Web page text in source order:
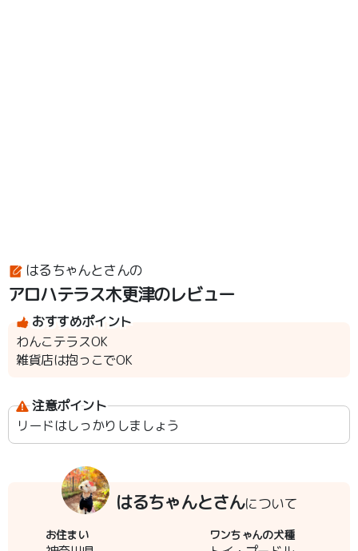
はるちゃんとさんの
アロハテラス木更津のレビュー
おすすめポイント
わんこテラスOK
雑貨店は抱っこでOK
注意ポイント
リードはしっかりしましょう
はるちゃんとさんについて
お住まい ワンちゃんの犬種